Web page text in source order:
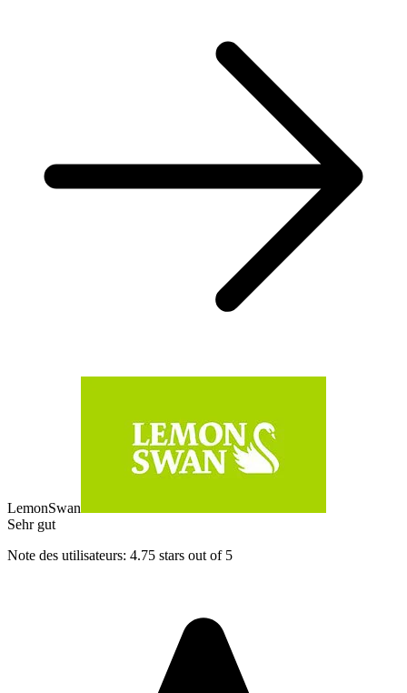
LemonSwan
Sehr gut
Note des utilisateurs: 4.75 stars out of 5